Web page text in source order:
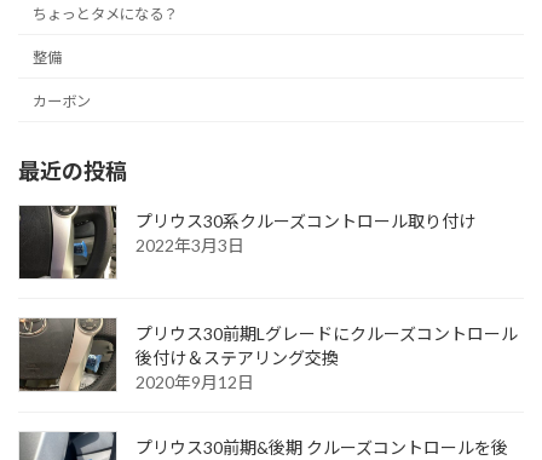
ちょっとタメになる？
整備
カーボン
最近の投稿
プリウス30系クルーズコントロール取り付け
2022年3月3日
プリウス30前期Lグレードにクルーズコントロール
後付け＆ステアリング交換
2020年9月12日
プリウス30前期&後期 クルーズコントロールを後